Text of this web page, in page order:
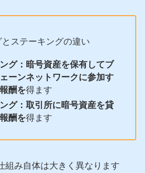
ステーキングの違い
グ：暗号資産を保有してブ
ーンネットワークに参加す
酬を得ます
グ：取引所に暗号資産を貸
酬を得ます
組み自体は大きく異なります